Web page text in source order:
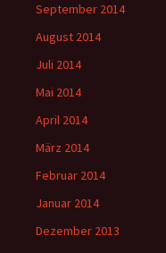
September 2014
August 2014
Juli 2014
Mai 2014
April 2014
März 2014
Februar 2014
Januar 2014
Dezember 2013